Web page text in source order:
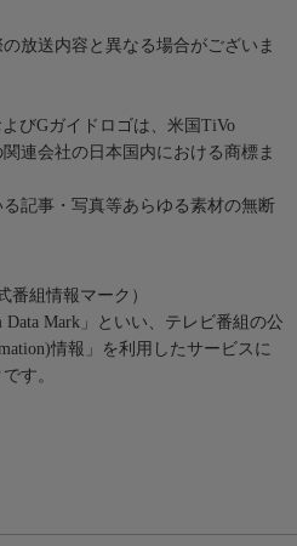
放送内容と異なる場合がございま
びGガイドロゴは、米国TiVo
連会社の日本国内における商標ま
記事・写真等あらゆる素材の無断
番組情報マーク）
Mark」といい、テレビ番組の公
情報」を利用したサービスに
す。